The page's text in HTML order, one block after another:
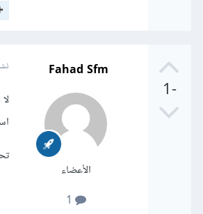
-1
Fahad Sfm
الأعضاء